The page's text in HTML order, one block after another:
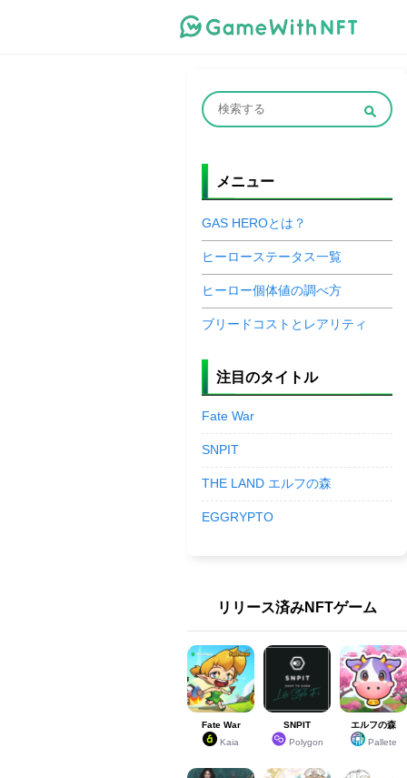
メニュー
GAS HEROとは？
ヒーローステータス一覧
ヒーロー個体値の調べ方
ブリードコストとレアリティ
注目のタイトル
Fate War
SNPIT
THE LAND エルフの森
EGGRYPTO
リリース済みNFTゲーム
Fate War
Kaia
SNPIT
Polygon
エルフの森
Pallete